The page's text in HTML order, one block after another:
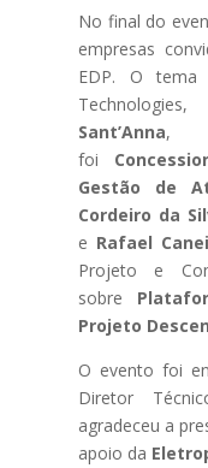
No final do
empresas
EDP. O tema
Sant’Anna,
foi
Gestão de
Cordeiro da
e Rafael
Projeto e
sobre
Projeto
O evento foi
Diretor
agradeceu a
apoio da